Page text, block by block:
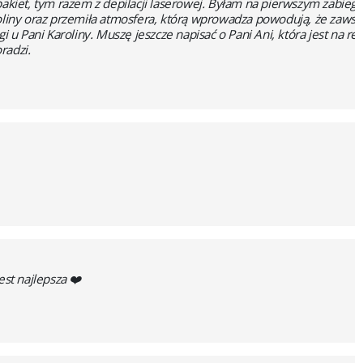
oraz przemiła atmosfera, którą wprowadza powodują, że
u Pani Karoliny. Muszę jeszcze napisać o Pani Ani, która jest na
najlepsza ❤️